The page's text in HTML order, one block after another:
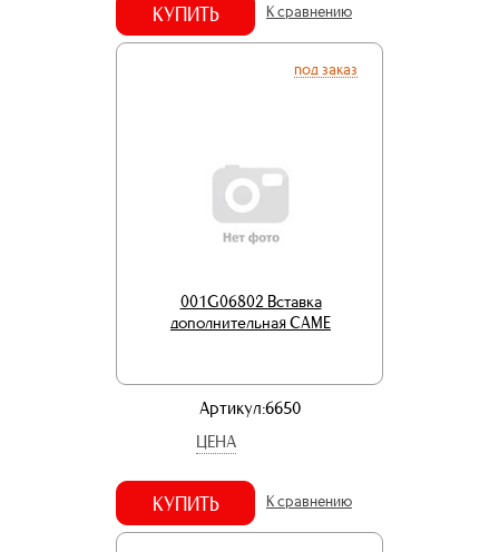
КУПИТЬ К сравнению
под заказ
001G06802 Вставка
дополнительная CAME
Артикул:6650
ЦЕНА
КУПИТЬ К сравнению